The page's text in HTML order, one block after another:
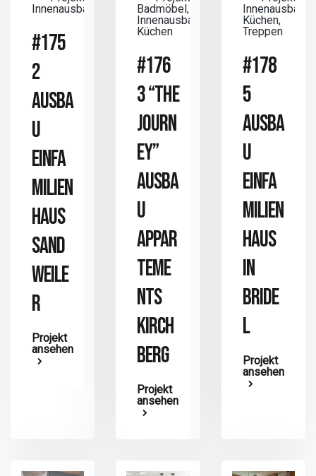
Innenausbau
#175
2
AUSBA
U
EINFA
MILIEN
HAUS
SAND
WEILE
R
Projekt
ansehen
Badmöbel,
Innenausbau,
Küchen
#176
3 “THE
JOURN
EY”
AUSBA
U
APPAR
TEME
NTS
KIRCH
BERG
Projekt
ansehen
Innenausbau,
Küchen,
Treppen
#178
5
AUSBA
U
EINFA
MILIEN
HAUS
IN
BRIDE
L
Projekt
ansehen